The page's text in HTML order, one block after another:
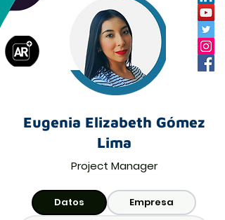
Eugenia Elizabeth Gómez
Lima
Project Manager
Datos Empresa